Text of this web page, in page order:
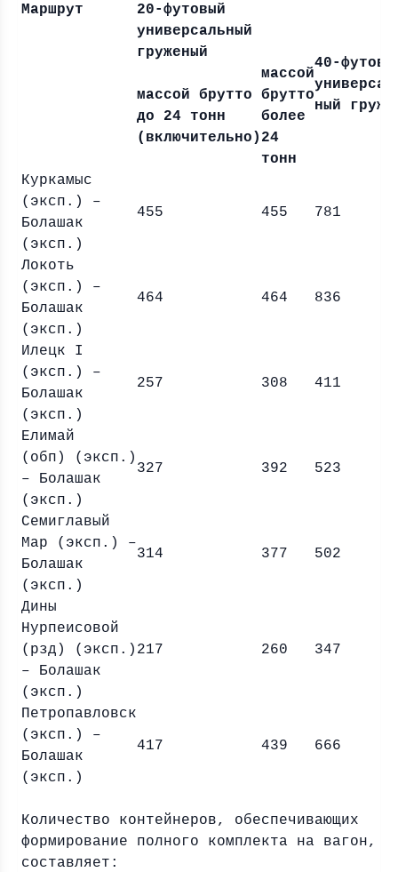
Маршрут
20-футовый
универсальный
груженый
40-
ный
массой брутто
до 24 тонн
(включительно)
массой
брутто
более
24
тонн
Куркамыс
(эксп.) –
Болашак
(эксп.)
455 455 781
Локоть
(эксп.) –
Болашак
(эксп.)
464 464 836
Илецк I
(эксп.) –
Болашак
(эксп.)
257 308 411
Елимай
(обп) (эксп.)
– Болашак
(эксп.)
327 392 523
Семиглавый
Мар (эксп.) –
Болашак
(эксп.)
314 377 502
Дины
Нурпеисовой
(рзд) (эксп.)
– Болашак
(эксп.)
217 260 347
Петропавловск
(эксп.) –
Болашак
(эксп.)
417 439 666
Количество контейнеров, обеспечивающих
формирование полного комплекта на вагон,
составляет: